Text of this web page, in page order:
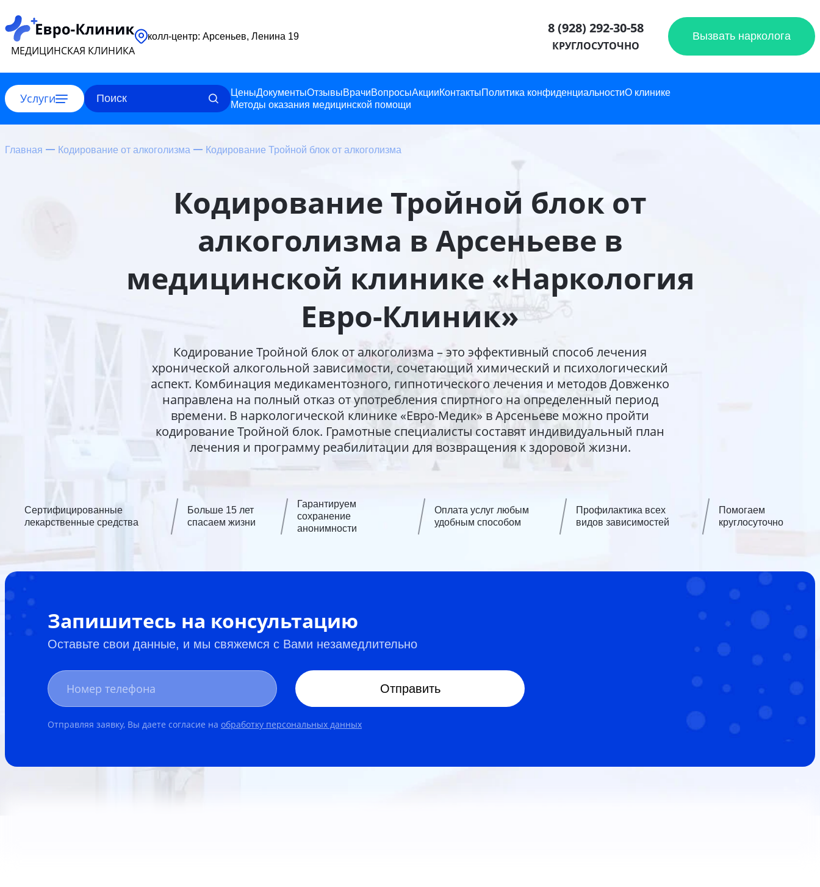
МЕДИЦИНСКАЯ КЛИНИКА
колл-центр: Арсеньев, Ленина 19 8 (928) 292-30-58
КРУГЛОСУТОЧНО
Вызвать нарколога
Услуги ЦеныДокументыОтзывыВрачиВопросыАкцииКонтактыПолитика конфиденциальностиО клинике
Методы оказания медицинской помощи
Главная Кодирование от алкоголизма Кодирование Тройной блок от алкоголизма
Кодирование Тройной блок от
алкоголизма в Арсеньеве в
медицинской клинике «Наркология
Евро-Клиник»
Кодирование Тройной блок от алкоголизма – это эффективный способ лечения
хронической алкогольной зависимости, сочетающий химический и психологический
аспект. Комбинация медикаментозного, гипнотического лечения и методов Довженко
направлена на полный отказ от употребления спиртного на определенный период
времени. В наркологической клинике «Евро-Медик» в Арсеньеве можно пройти
кодирование Тройной блок. Грамотные специалисты составят индивидуальный план
лечения и программу реабилитации для возвращения к здоровой жизни.
Сертифицированные
лекарственные средства
Больше 15 лет
спасаем жизни
Гарантируем
сохранение
анонимности
Оплата услуг любым
удобным способом
Профилактика всех
видов зависимостей
Помогаем
круглосуточно
Запишитесь на консультацию
Оставьте свои данные, и мы свяжемся с Вами незамедлительно
Отправить
Отправляя заявку, Вы даете согласие на обработку персональных данных